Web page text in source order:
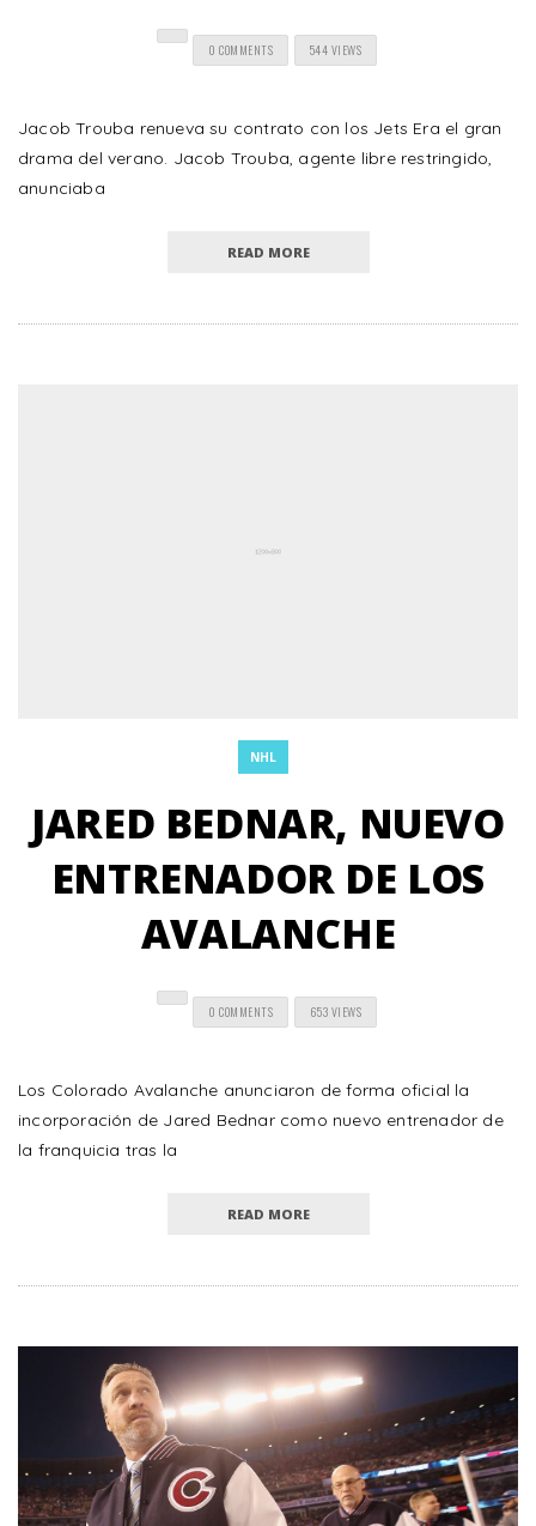
0 COMMENTS 544 VIEWS
Jacob Trouba renueva su contrato con los Jets Era el gran
drama del verano. Jacob Trouba, agente libre restringido,
anunciaba
READ MORE
NHL
JARED BEDNAR, NUEVO
ENTRENADOR DE LOS
AVALANCHE
0 COMMENTS 653 VIEWS
Los Colorado Avalanche anunciaron de forma oficial la
incorporación de Jared Bednar como nuevo entrenador de
la franquicia tras la
READ MORE